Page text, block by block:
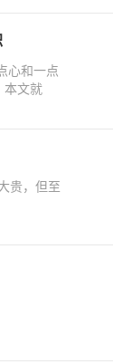
心和一点
本文就
贵，但至